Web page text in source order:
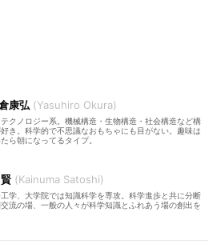
康弘 Yasuhiro Okura
クノロジー系。機械構造・生物構造・社会構造など構
き。科学的で不思議なおもちゃにも目がない。趣味は
ら朝になってるタイプ。
Kainuma Satoshi
学、大学院では知識科学を専攻。科学進歩と共に分断
流の場、一般の人々が科学知識とふれあう場の創出を